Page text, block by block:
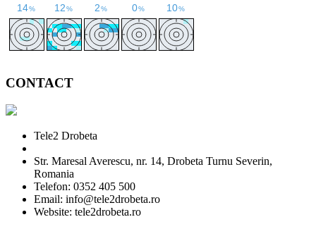
CONTACT
Tele2 Drobeta
Str. Maresal Averescu, nr. 14, Drobeta Turnu Severin,
Romania
Telefon: 0352 405 500
Email: info@tele2drobeta.ro
Website: tele2drobeta.ro